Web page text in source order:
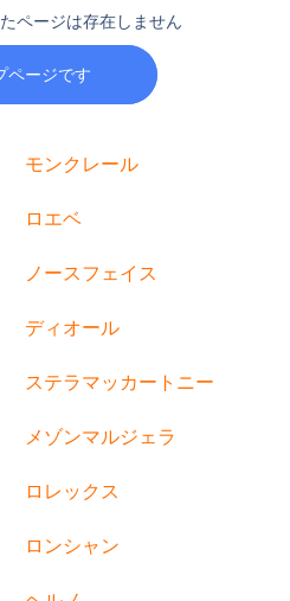
ページは存在しません
ページです
モンクレール
ロエベ
ノースフェイス
ディオール
ステラマッカートニー
メゾンマルジェラ
ロレックス
ロンシャン